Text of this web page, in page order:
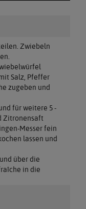
Zwiebeln
Salz, Pfeffer
zugeben und
für weitere 5 -
Zitronensaft
Messer fein
lassen und
über die
in die